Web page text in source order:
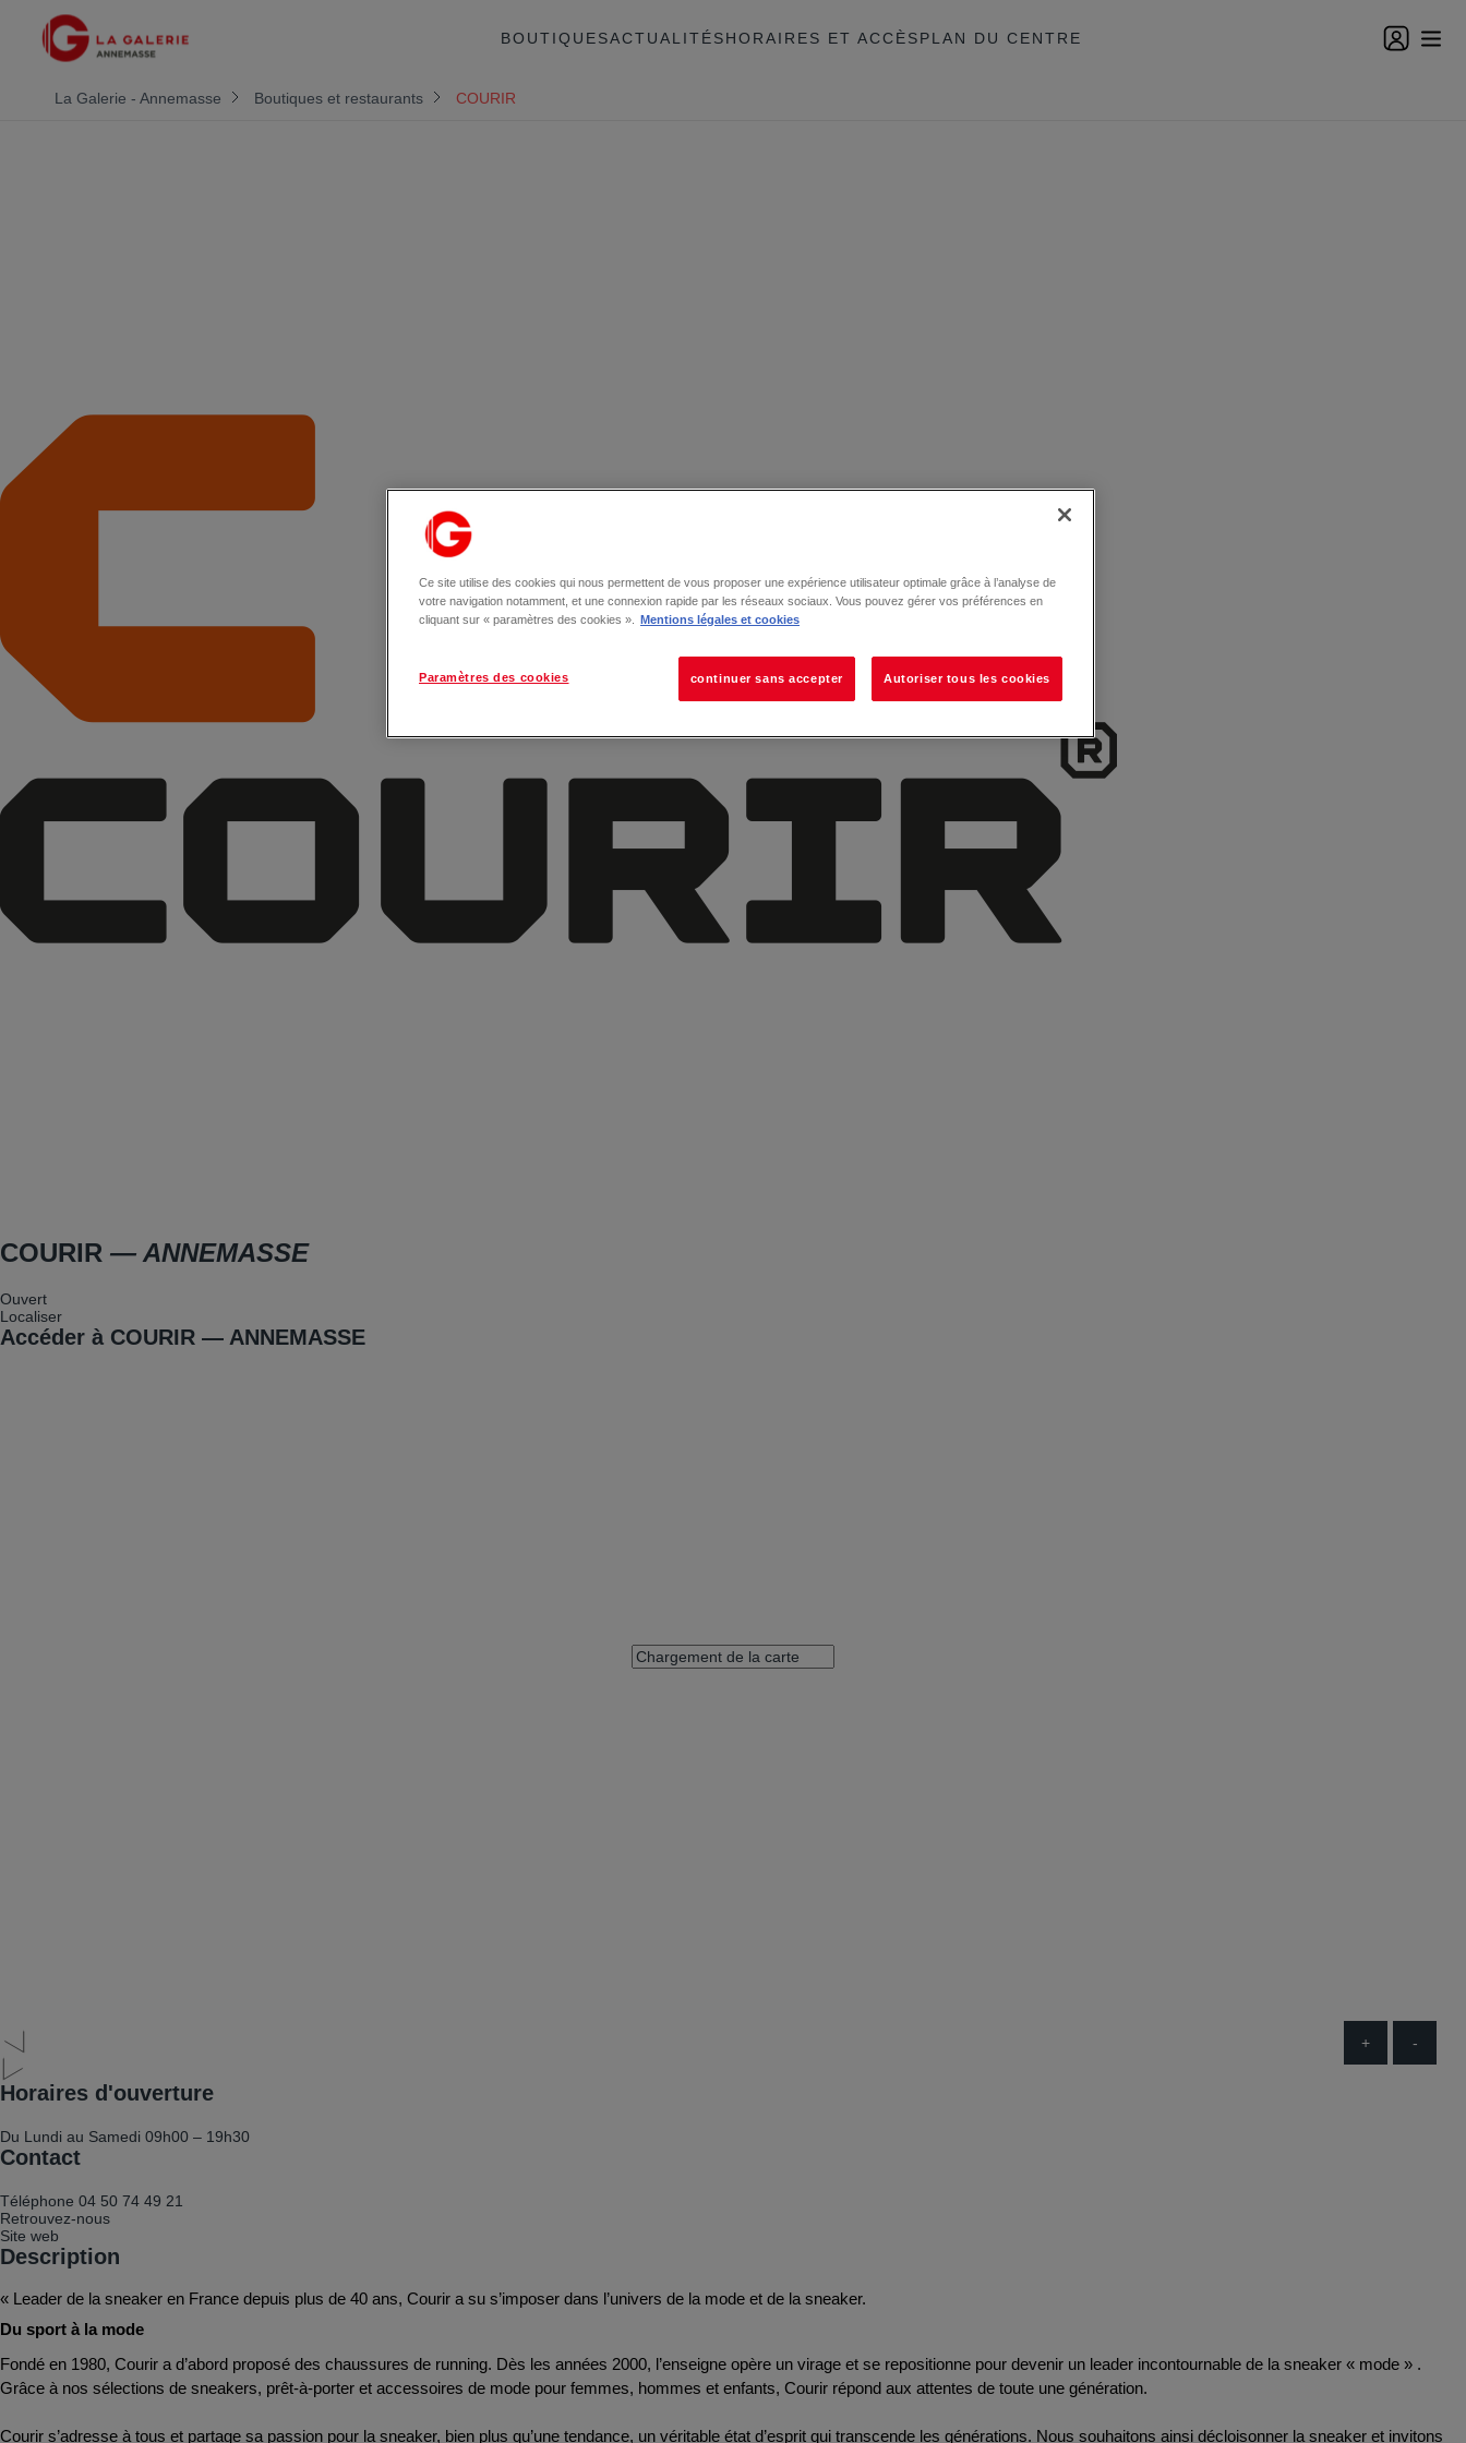
BOUTIQUESACTUALITÉSHORAIRES ET ACCÈSPLAN DU CENTRE
La Galerie - Annemasse Boutiques et restaurants COURIR
COURIR — ANNEMASSE
Ouvert
Localiser
Accéder à COURIR — ANNEMASSE
+ -
Horaires d'ouverture
Du Lundi au Samedi 09h00 – 19h30
Contact
Téléphone 04 50 74 49 21
Retrouvez-nous
Site web
Description
« Leader de la sneaker en France depuis plus de 40 ans, Courir a su s’imposer dans l’univers de la mode et de la sneaker.
Du sport à la mode
Fondé en 1980, Courir a d’abord proposé des chaussures de running. Dès les années 2000, l’enseigne opère un virage et se repositionne pour devenir un leader incontournable de la sneaker « mode » .
Grâce à nos sélections de sneakers, prêt-à-porter et accessoires de mode pour femmes, hommes et enfants, Courir répond aux attentes de toute une génération.
Courir s’adresse à tous et partage sa passion pour la sneaker, bien plus qu’une tendance, un véritable état d’esprit qui transcende les générations. Nous souhaitons ainsi décloisonner la sneaker et invitons
Ce site utilise des cookies qui nous permettent de vous proposer une expérience utilisateur optimale grâce à l’analyse de
votre navigation notamment, et une connexion rapide par les réseaux sociaux. Vous pouvez gérer vos préférences en
cliquant sur « paramètres des cookies ».
Mentions légales et cookies
Paramètres des cookies continuer sans accepter Autoriser tous les cookies